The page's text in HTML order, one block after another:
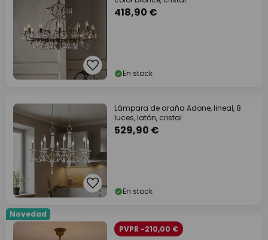
418,90 €
En stock
Lámpara de araña Adone, lineal, 8
luces, latón, cristal
529,90 €
En stock
Novedad
PVPR -210,00 €